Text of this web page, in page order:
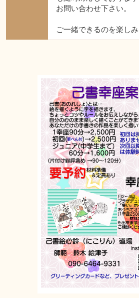
お問い合わせ下さい。
ご一緒できるのを楽し